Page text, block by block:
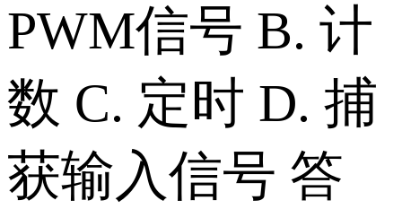
PWM信号 B. 计
数 C. 定时 D. 捕
获输入信号 答